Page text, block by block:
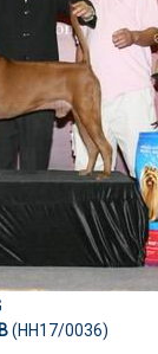
(HH17/0036)